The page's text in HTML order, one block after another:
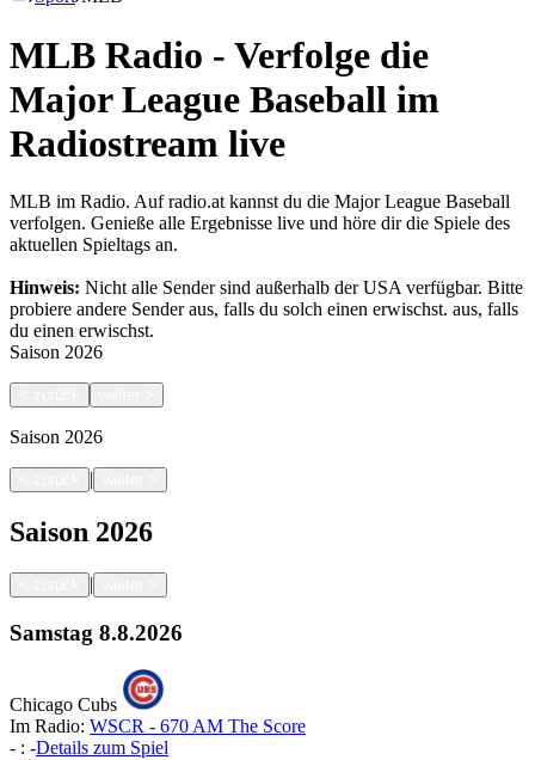
MLB Radio - Verfolge die
Major League Baseball im
Radiostream live
MLB im Radio. Auf radio.at kannst du die Major League Baseball
verfolgen. Genieße alle Ergebnisse live und höre dir die Spiele des
aktuellen Spieltags an.
Hinweis: Nicht alle Sender sind außerhalb der USA verfügbar. Bitte
probiere andere Sender aus, falls du solch einen erwischst. aus, falls
du einen erwischst.
Saison 2026
Saison 2026
|
Saison 2026
|
Samstag 8.8.2026
Chicago Cubs
Im Radio: WSCR - 670 AM The Score
- : -Details zum Spiel